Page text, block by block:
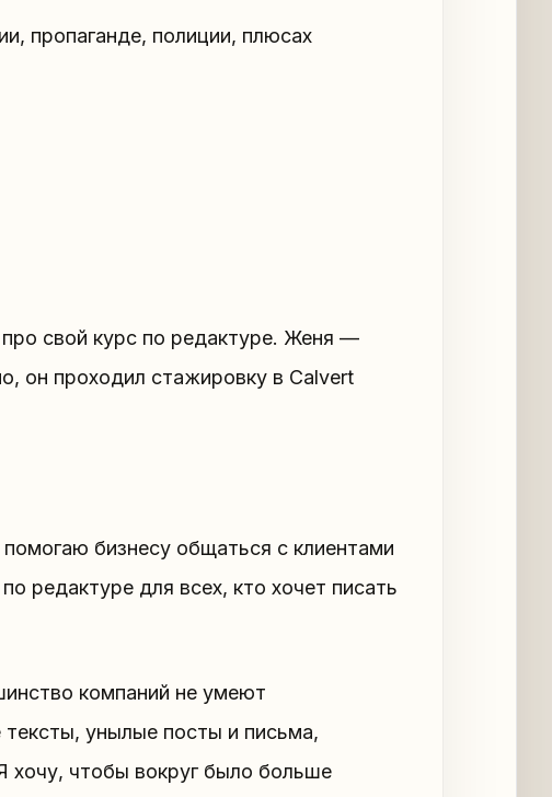
пропаганде, полиции, плюсах
свой курс по редактуре. Женя —
он проходил стажировку в Calvert
бизнесу общаться с клиентами
редактуре для всех, кто хочет писать
компаний не умеют
тексты, унылые посты и письма,
хочу, чтобы вокруг было больше